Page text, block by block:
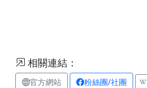
相關連結：
官方網站 粉絲團/社團